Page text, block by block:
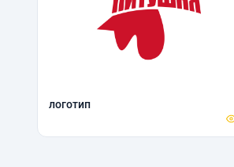
логотип